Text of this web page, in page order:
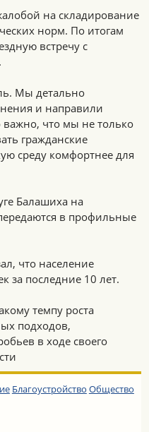
на складирование
норм. По итогам
встречу с
Мы детально
и направили
важно, что мы не только
гражданские
среду комфортнее для
Балашиха на
в профильные
что население
за последние 10 лет.
темпу роста
подходов,
в ходе своего
Благоустройство Общество